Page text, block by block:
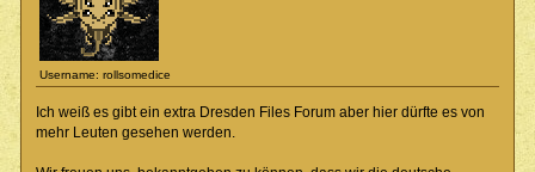
Username: rollsomedice
Ich weiß es gibt ein extra Dresden Files Forum aber hier dürfte es von
mehr Leuten gesehen werden.